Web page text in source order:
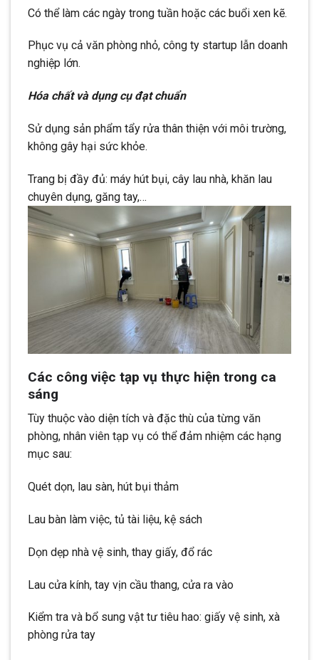
Có thể làm các ngày trong tuần hoặc các buổi xen kẽ.
Phục vụ cả văn phòng nhỏ, công ty startup lẫn doanh
nghiệp lớn.
Hóa chất và dụng cụ đạt chuẩn
Sử dụng sản phẩm tẩy rửa thân thiện với môi trường,
không gây hại sức khỏe.
Trang bị đầy đủ: máy hút bụi, cây lau nhà, khăn lau
chuyên dụng, găng tay,…
Các công việc tạp vụ thực hiện trong ca
sáng
Tùy thuộc vào diện tích và đặc thù của từng văn
phòng, nhân viên tạp vụ có thể đảm nhiệm các hạng
mục sau:
Quét dọn, lau sàn, hút bụi thảm
Lau bàn làm việc, tủ tài liệu, kệ sách
Dọn dẹp nhà vệ sinh, thay giấy, đổ rác
Lau cửa kính, tay vịn cầu thang, cửa ra vào
Kiểm tra và bổ sung vật tư tiêu hao: giấy vệ sinh, xà
phòng rửa tay